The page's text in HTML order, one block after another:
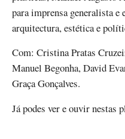
para imprensa generalista e
arquitectura, estética e
Com: Cristina Pratas
Manuel Begonha, David
Graça Gonçalves.
Já podes ver e ouvir nestas